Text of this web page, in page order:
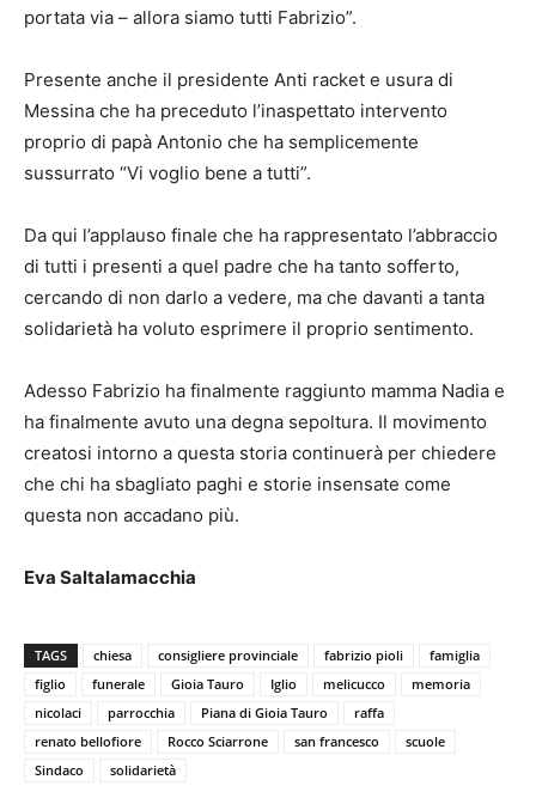
portata via – allora siamo tutti Fabrizio”.
Presente anche il presidente Anti racket e usura di
Messina che ha preceduto l’inaspettato intervento
proprio di papà Antonio che ha semplicemente
sussurrato “Vi voglio bene a tutti”.
Da qui l’applauso finale che ha rappresentato l’abbraccio
di tutti i presenti a quel padre che ha tanto sofferto,
cercando di non darlo a vedere, ma che davanti a tanta
solidarietà ha voluto esprimere il proprio sentimento.
Adesso Fabrizio ha finalmente raggiunto mamma Nadia e
ha finalmente avuto una degna sepoltura. Il movimento
creatosi intorno a questa storia continuerà per chiedere
che chi ha sbagliato paghi e storie insensate come
questa non accadano più.
Eva Saltalamacchia
TAGS chiesa consigliere provinciale fabrizio pioli
famiglia
figlio
funerale Gioia Tauro Iglio melicucco
memoria
nicolaci
parrocchia Piana di Gioia Tauro
raffa
renato bellofiore
Rocco Sciarrone san francesco
scuole
Sindaco
solidarietà